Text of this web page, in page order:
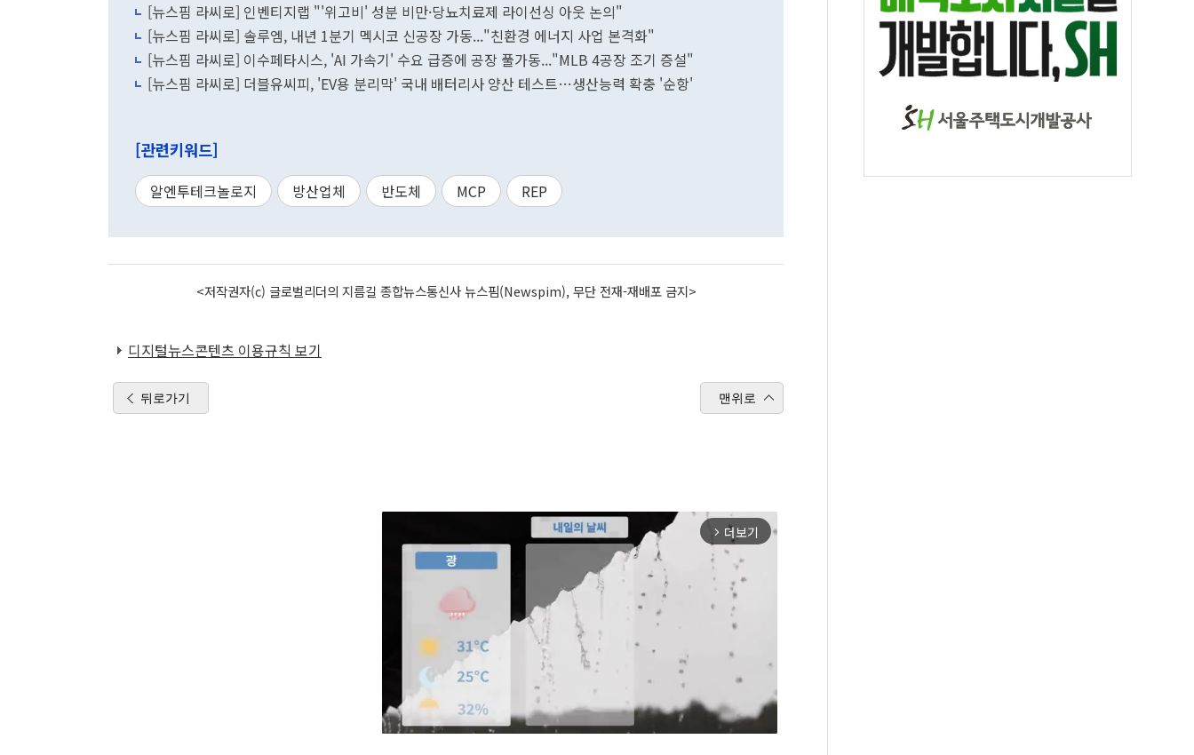
[뉴스핌 라씨로] 인벤티지랩 "'위고비' 성분 비만·당뇨치료제 라이선싱 아웃 논의"
[뉴스핌 라씨로] 솔루엠, 내년 1분기 멕시코 신공장 가동..."친환경 에너지 사업 본격화"
[뉴스핌 라씨로] 이수페타시스, 'AI 가속기' 수요 급증에 공장 풀가동..."MLB 4공장 조기 증설"
[뉴스핌 라씨로] 더블유씨피, 'EV용 분리막' 국내 배터리사 양산 테스트…생산능력 확충 '순항'
[관련키워드]
알엔투테크놀로지 방산업체 반도체 MCP REP
<저작권자(c) 글로벌리더의 지름길 종합뉴스통신사 뉴스핌(Newspim), 무단 전재-재배포 금지>
디지털뉴스콘텐츠 이용규칙 보기
뒤로가기 맨위로
arrow_forward_ios 더보기